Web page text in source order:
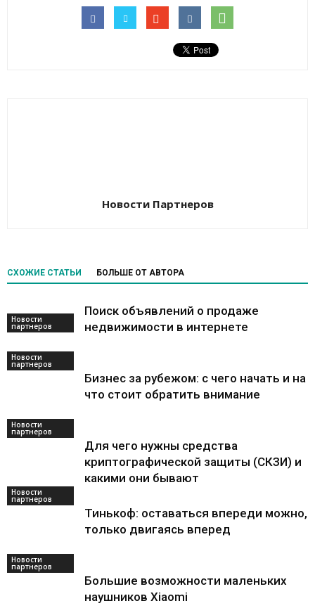
Новости Партнеров
СХОЖИЕ СТАТЬИ БОЛЬШЕ ОТ АВТОРА
Новости
партнеров
Поиск объявлений о продаже
недвижимости в интернете
Новости
партнеров
Бизнес за рубежом: с чего начать и на
что стоит обратить внимание
Новости
партнеров
Для чего нужны средства
криптографической защиты (СКЗИ) и
какими они бывают
Новости
партнеров
Тинькоф: оставаться впереди можно,
только двигаясь вперед
Новости
партнеров
Большие возможности маленьких
наушников Xiaomi